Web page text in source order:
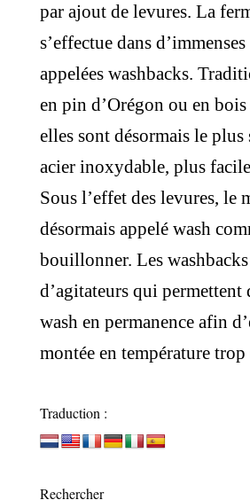
par ajout de levures. La
s’effectue dans
appelées washbacks.
en pin d’Orégon ou en bois
elles sont désormais le plus
acier inoxydable, plus
Sous l’effet des levures, le
désormais appelé wash
bouillonner. Les
d’agitateurs qui permettent
wash en permanence afin
montée en température
Traduction :
Rechercher